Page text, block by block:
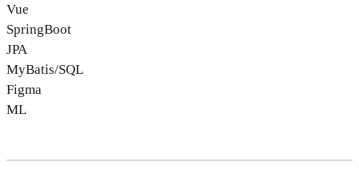
Vue
SpringBoot
JPA
MyBatis/SQL
Figma
ML